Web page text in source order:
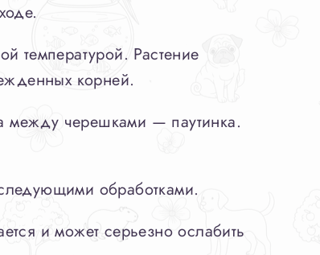
температурой. Растение
корней.
между черешками — паутинка.
обработками.
и может серьезно ослабить